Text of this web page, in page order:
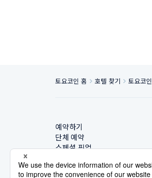
토요코인 홈 호텔 찾기 토요코
예약하기
단체 예약
스페셜 픽업